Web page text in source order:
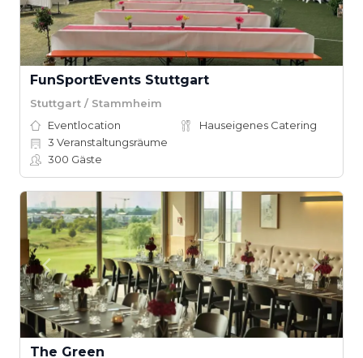
FunSportEvents Stuttgart
Stuttgart / Stammheim
Eventlocation
Hauseigenes Catering
3 Veranstaltungsräume
300 Gäste
The Green